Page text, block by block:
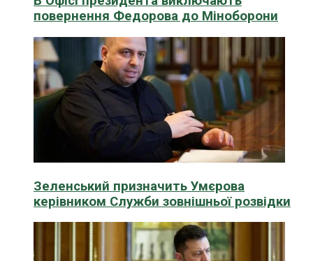
повернення Федорова до Міноборони
Зеленський призначить Умєрова
керівником Служби зовнішньої розвідки